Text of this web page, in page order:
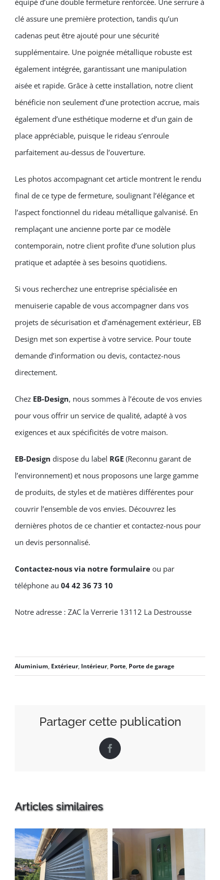
équipé d’une double fermeture renforcée. Une serrure à
clé assure une première protection, tandis qu’un
cadenas peut être ajouté pour une sécurité
supplémentaire. Une poignée métallique robuste est
également intégrée, garantissant une manipulation
aisée et rapide. Grâce à cette installation, notre client
bénéficie non seulement d’une protection accrue, mais
également d’une esthétique moderne et d’un gain de
place appréciable, puisque le rideau s’enroule
parfaitement au-dessus de l’ouverture.
Les photos accompagnant cet article montrent le rendu
final de ce type de fermeture, soulignant l’élégance et
l’aspect fonctionnel du rideau métallique galvanisé. En
remplaçant une ancienne porte par ce modèle
contemporain, notre client profite d’une solution plus
pratique et adaptée à ses besoins quotidiens.
Si vous recherchez une entreprise spécialisée en
menuiserie capable de vous accompagner dans vos
projets de sécurisation et d’aménagement extérieur, EB
Design met son expertise à votre service. Pour toute
demande d’information ou devis, contactez-nous
directement.
Chez EB-Design, nous sommes à l’écoute de vos envies
pour vous offrir un service de qualité, adapté à vos
exigences et aux spécificités de votre maison.
EB-Design dispose du label RGE (Reconnu garant de
l’environnement) et nous proposons une large gamme
de produits, de styles et de matières différentes pour
couvrir l’ensemble de vos envies. Découvrez les
dernières photos de ce chantier et contactez-nous pour
un devis personnalisé.
Contactez-nous via notre formulaire ou par
téléphone au 04 42 36 73 10
Notre adresse : ZAC la Verrerie 13112 La Destrousse
Aluminium, Extérieur, Intérieur, Porte, Porte de garage
Partager cette publication
Facebook
Articles similaires